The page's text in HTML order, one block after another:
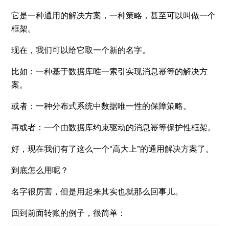
它是一种通用的解决方案，一种策略，甚至可以叫做一个
框架。
现在，我们可以给它取一个新的名字。
比如：一种基于数据库唯一索引实现消息幂等的解决方
案。
或者：一种分布式系统中数据唯一性的保障策略。
再或者：一个由数据库约束驱动的消息幂等保护性框架。
好，现在我们有了这么一个“高大上”的通用解决方案了。
到底怎么用呢？
名字很厉害，但是用起来其实也就那么回事儿。
回到前面转账的例子，很简单：